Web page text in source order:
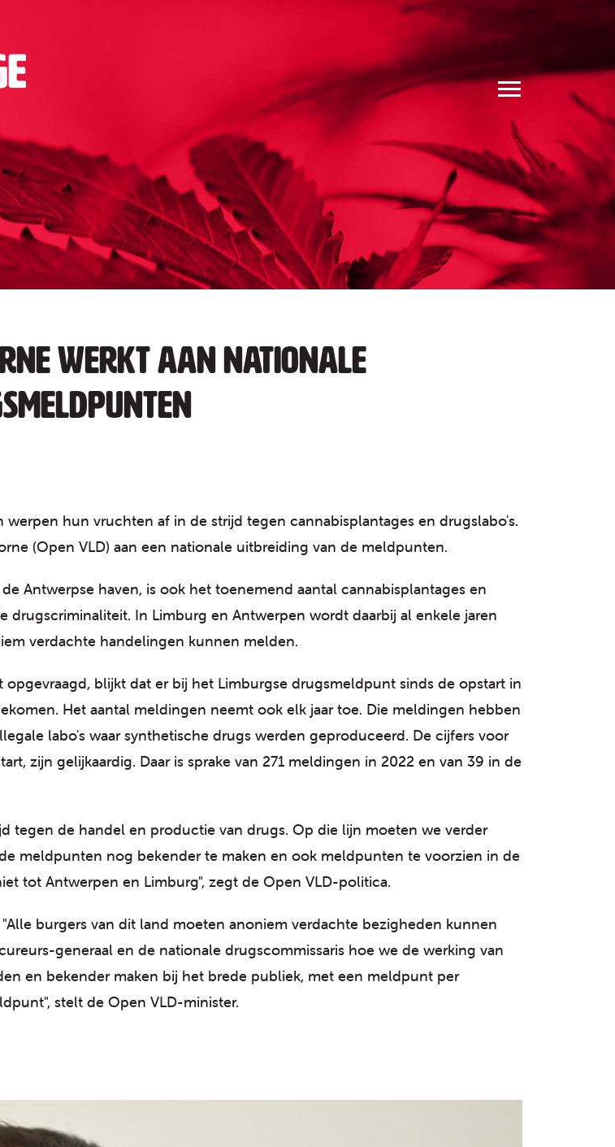
werkt aan nationale
hun vruchten af in de strijd tegen cannabisplantages en drugslabo's.
(Open VLD) aan een nationale uitbreiding van de meldpunten.
Antwerpse haven, is ook het toenemend aantal cannabisplantages en
drugscriminaliteit. In Limburg en Antwerpen wordt daarbij al enkele jaren
verdachte handelingen kunnen melden.
blijkt dat er bij het Limburgse drugsmeldpunt sinds de opstart in
Het aantal meldingen neemt ook elk jaar toe. Die meldingen hebben
labo's waar synthetische drugs werden geproduceerd. De cijfers voor
zijn gelijkaardig. Daar is sprake van 271 meldingen in 2022 en van 39 in de
tegen de handel en productie van drugs. Op die lijn moeten we verder
meldpunten nog bekender te maken en ook meldpunten te voorzien in de
tot Antwerpen en Limburg", zegt de Open VLD-politica.
burgers van dit land moeten anoniem verdachte bezigheden kunnen
generaal en de nationale drugscommissaris hoe we de werking van
en bekender maken bij het brede publiek, met een meldpunt per
stelt de Open VLD-minister.